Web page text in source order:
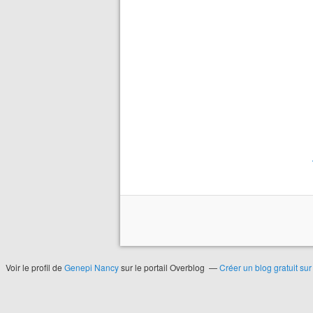
Voir le profil de Genepi Nancysur le portail Overblog Créer un blog gratuit